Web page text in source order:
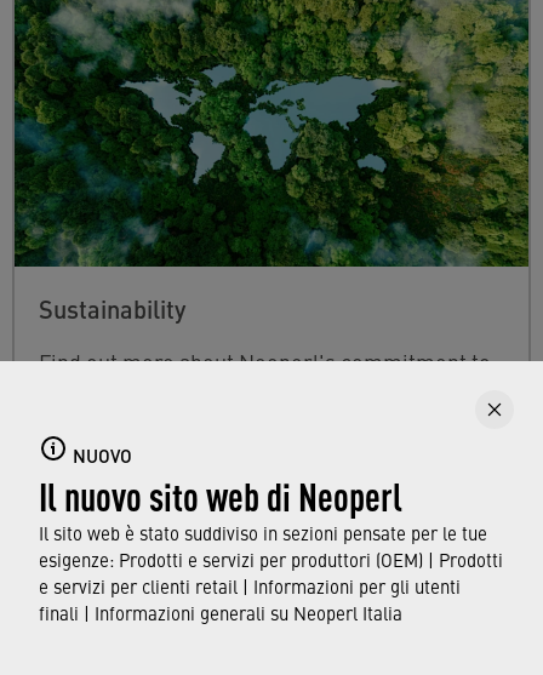
NUOVO
Il nuovo sito web di Neoperl
Il sito web è stato suddiviso in sezioni pensate per le tue
esigenze: Prodotti e servizi per produttori (OEM) | Prodotti
e servizi per clienti retail | Informazioni per gli utenti
finali | Informazioni generali su Neoperl Italia
Sustainability
Find out more about Neoperl's commitment to
extends from
developing efficient technologies and
resource-saving production processes to the
use of our water savers in faucets around the
world.
FIND OUT MORE